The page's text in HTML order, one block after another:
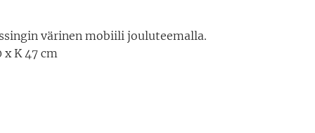
värinen mobiili jouluteemalla.
K 47 cm